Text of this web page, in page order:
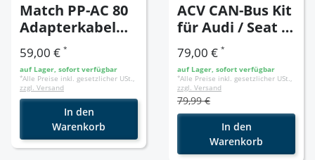
Match PP-AC 80
Adapterkabel
Mercedes ab BJ
2017
59,00 € *
auf Lager, sofort verfügbar
*Alle Preise inkl. gesetzlicher USt.,
zzgl. Versand
In den
Warenkorb
ACV CAN-Bus Kit
für Audi / Seat /
Skoda / VW 40
Pin Quadlock
Strom +
Lautsprecher (
ISO) + DIN
Antennenanschl
79,00 € *
auf Lager, sofort verfügbar
*Alle Preise inkl. gesetzlicher USt.,
zzgl. Versand
79,99 €
In den
Warenkorb